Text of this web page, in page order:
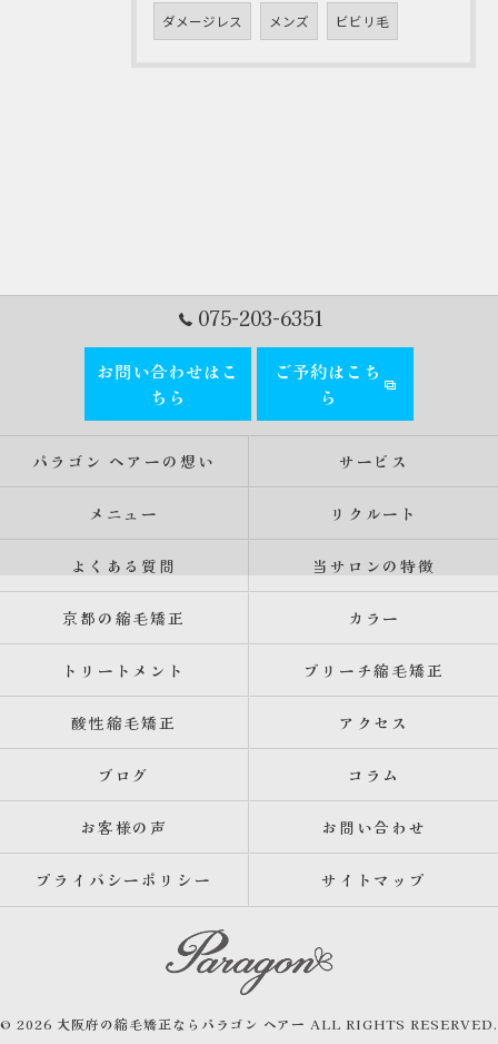
ダメージレス メンズ ビビリ毛
075-203-6351
お問い合わせはこ
ちら
ご予約はこち
ら
パラゴン ヘアーの想い サービス
メニュー リクルート
よくある質問 当サロンの特徴
京都の縮毛矯正 カラー
トリートメント ブリーチ縮毛矯正
酸性縮毛矯正 アクセス
ブログ コラム
お客様の声 お問い合わせ
プライバシーポリシー サイトマップ
© 2026 大阪府の縮毛矯正ならパラゴン ヘアー ALL RIGHTS RESERVED.